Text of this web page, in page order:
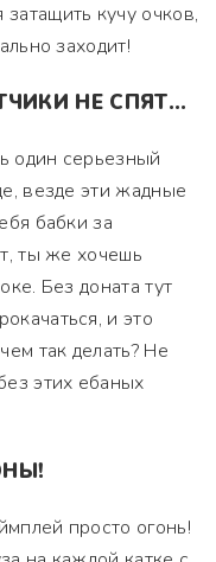
кучу очков,
заходит!
НЕ СПЯТ...
один серьезный
везде эти жадные
бабки за
ты же хочешь
Без доната тут
и это
так делать? Не
этих ебаных
просто огонь!